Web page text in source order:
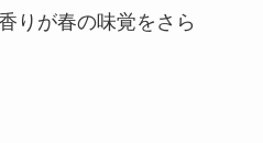
りが春の味覚をさら